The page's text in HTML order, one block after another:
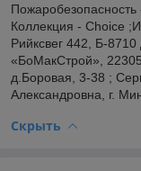
Пожаробезопасность
Коллекция - Choice
Рийксвег 442, Б-
«БоМакСтрой»,
д.Боровая, 3-38 ;
Александровна, г.
Скрыть